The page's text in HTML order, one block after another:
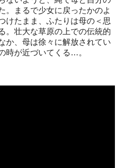
。まるで少女に戻ったかのよ
けたまま、ふたりは母の＜思
。壮大な草原の上での伝統的
か、母は徐々に解放されてい
時が近づいてくる…。